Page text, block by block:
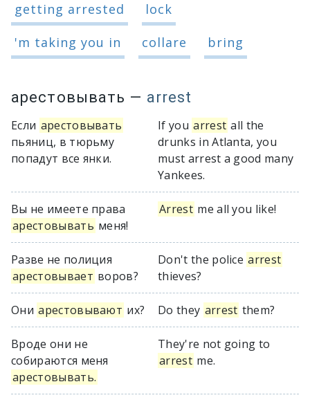
getting arrested
lock
'm taking you in
collare bring
арестовывать — arrest
Если арестовывать
пьяниц, в тюрьму
попадут все янки.
If you arrest all the
drunks in Atlanta, you
must arrest a good many
Yankees.
Вы не имеете права
арестовывать меня!
Arrest me all you like!
Разве не полиция
арестовывает воров?
Don't the police arrest
thieves?
Они арестовывают их? Do they arrest them?
Вроде они не
собираются меня
арестовывать.
They're not going to
arrest me.